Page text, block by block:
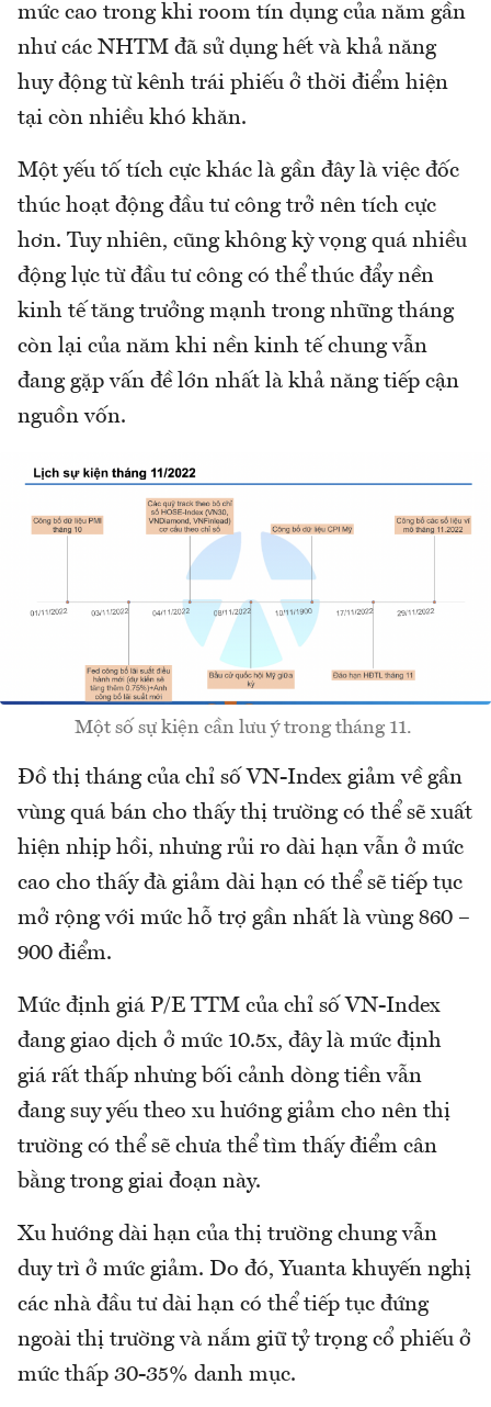
mức cao trong khi room tín dụng của năm gần
như các NHTM đã sử dụng hết và khả năng
huy động từ kênh trái phiếu ở thời điểm hiện
tại còn nhiều khó khăn.
Một yếu tố tích cực khác là gần đây là việc đốc
thúc hoạt động đầu tư công trở nên tích cực
hơn. Tuy nhiên, cũng không kỳ vọng quá nhiều
động lực từ đầu tư công có thể thúc đẩy nền
kinh tế tăng trưởng mạnh trong những tháng
còn lại của năm khi nền kinh tế chung vẫn
đang gặp vấn đề lớn nhất là khả năng tiếp cận
nguồn vốn.
Một số sự kiện cần lưu ý trong tháng 11.
Đồ thị tháng của chỉ số VN-Index giảm về gần
vùng quá bán cho thấy thị trường có thể sẽ xuất
hiện nhịp hồi, nhưng rủi ro dài hạn vẫn ở mức
cao cho thấy đà giảm dài hạn có thể sẽ tiếp tục
mở rộng với mức hỗ trợ gần nhất là vùng 860 –
900 điểm.
Mức định giá P/E TTM của chỉ số VN-Index
đang giao dịch ở mức 10.5x, đây là mức định
giá rất thấp nhưng bối cảnh dòng tiền vẫn
đang suy yếu theo xu hướng giảm cho nên thị
trường có thể sẽ chưa thể tìm thấy điểm cân
bằng trong giai đoạn này.
Xu hướng dài hạn của thị trường chung vẫn
duy trì ở mức giảm. Do đó, Yuanta khuyến nghị
các nhà đầu tư dài hạn có thể tiếp tục đứng
ngoài thị trường và nắm giữ tỷ trọng cổ phiếu ở
mức thấp 30-35% danh mục.